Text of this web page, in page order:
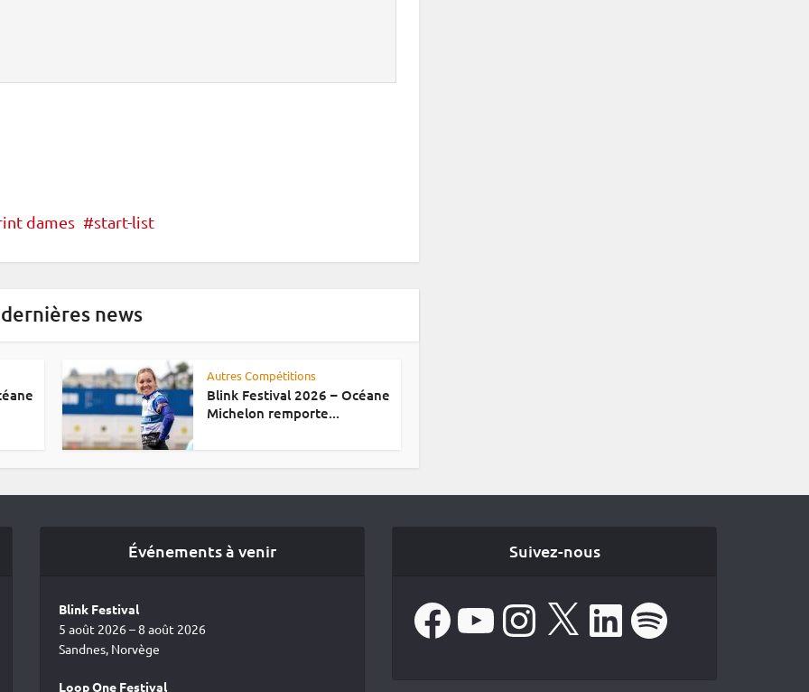
dames start-list
news
Autres Compétitions
Blink Festival 2026 – Océane
Michelon remporte...
Événements à venir
Blink Festival
5 août 2026 – 8 août 2026
Sandnes, Norvège
Loop One Festival
Suivez-nous
FacebookYouTube Instagram
X LinkedIn Spotify